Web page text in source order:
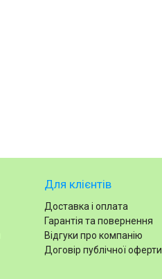
Для клієнтів
Доставка і оплата
Гарантія та повернення
Відгуки про компанію
Договір публічної оферти